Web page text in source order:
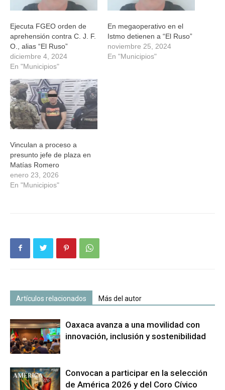
Ejecuta FGEO orden de
aprehensión contra C. J. F.
O., alias “El Ruso”
diciembre 4, 2024
En "Municipios"
En megaoperativo en el
Istmo detienen a “El Ruso”
noviembre 25, 2024
En "Municipios"
Vinculan a proceso a
presunto jefe de plaza en
Matías Romero
enero 23, 2026
En "Municipios"
Artículos relacionados Más del autor
Oaxaca avanza a una movilidad con
innovación, inclusión y sostenibilidad
Convocan a participar en la selección
de América 2026 y del Coro Cívico